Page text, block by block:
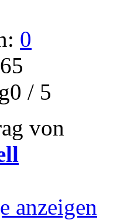
0
/ 5
von
anzeigen